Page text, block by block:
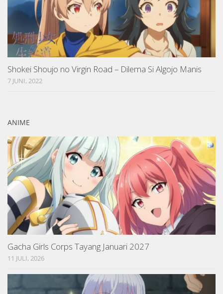
Shokei Shoujo no Virgin Road – Dilema Si Algojo Manis
7 JUNI, 2022
ANIME
Gacha Girls Corps Tayang Januari 2027
11 JULI, 2026